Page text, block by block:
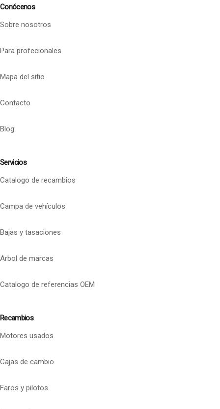
Conócenos
Sobre nosotros
Para profecionales
Mapa del sitio
Contacto
Blog
Servicios
Catalogo de recambios
Campa de vehículos
Bajas y tasaciones
Arbol de marcas
Catalogo de referencias OEM
Recambios
Motores usados
Cajas de cambio
Faros y pilotos